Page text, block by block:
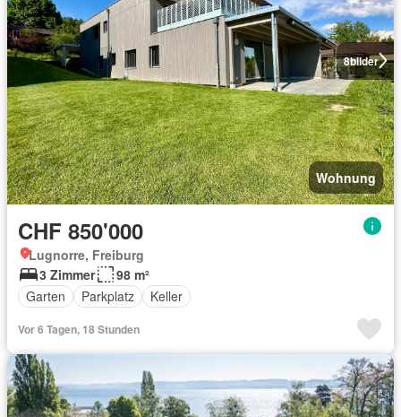
8bilder
Wohnung
CHF 850'000
Lugnorre, Freiburg
3 Zimmer
98 m²
Garten
Parkplatz Keller
Vor 6 Tagen, 18 Stunden